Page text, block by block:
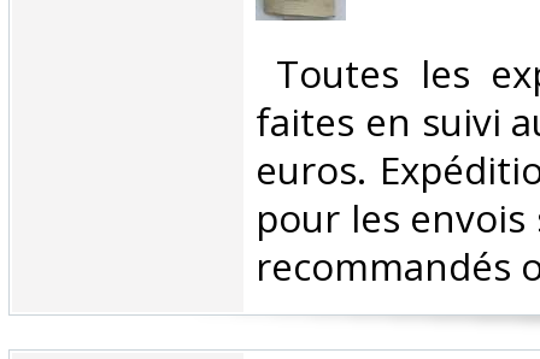
Toutes les
faites en suivi
euros.
pour les envois
recommandés